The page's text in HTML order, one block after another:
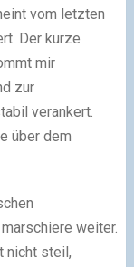
vom letzten
Der kurze
mir
zur
verankert.
über dem
weiter.
nicht steil,